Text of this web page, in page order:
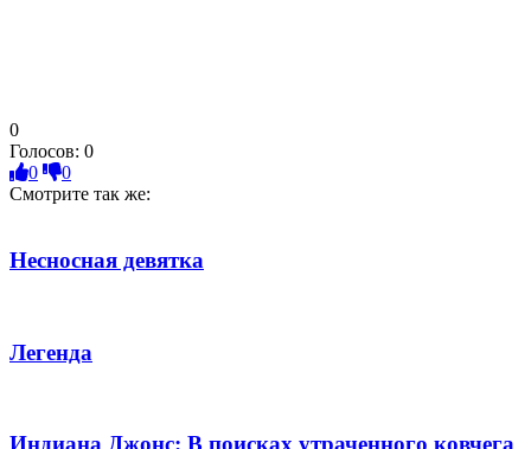
0
Голосов: 0
0
0
Смотрите так же:
Несносная девятка
Легенда
Индиана Джонс: В поисках утраченного ковчега